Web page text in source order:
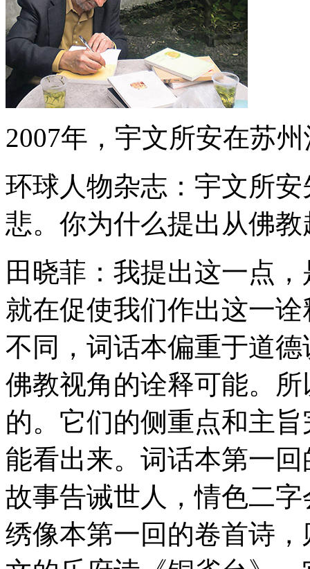
2007年，宇文所安在苏
环球人物杂志：宇文所
悲。你为什么提出从佛
田晓菲：我提出这一点
就在促使我们作出这一
不同，词话本偏重于道
佛教视角的诠释可能。
的。它们的侧重点和主
能看出来。词话本第一
故事告诫世人，情色二
绣像本第一回的卷首诗